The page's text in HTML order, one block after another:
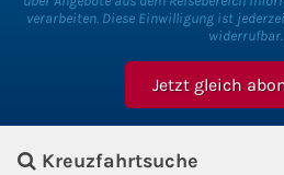
verarbeiten. Diese Einwilligung ist
widerrufbar.
Kreuzfahrtsuche